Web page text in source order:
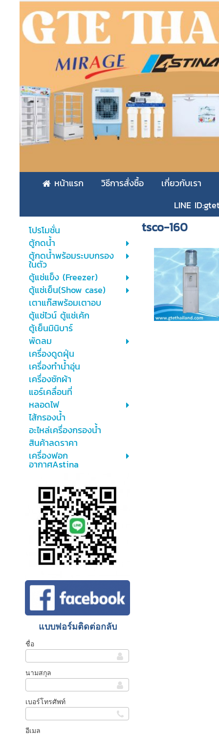
หน้าแรก วิธีการสั่งซื้อ
เกี่ยวกับเรา
LINE
โปรโมชั่น
ตู้กดน้ำ
ตู้กดน้ำพร้อมระบบกรอง
ในตัว
ตู้แช่แข็ง (Freezer)
ตู้แช่เย็น(Show case)
เตาแก๊สพร้อมเตาอบ
ตู้แช่ไวน์ ตู้แช่เค้ก
ตู้เย็นมินิบาร์
พัดลม
เครื่องดูดฝุ่น
เครื่องทำน้ำอุ่น
เครื่องซักผ้า
แอร์เคลื่อนที่
หลอดไฟ
ไส้กรองน้ำ
อะไหล่เครื่องกรองน้ำ
สินค้าลดราคา
เครื่องฟอก
อากาศAstina
แบบฟอร์มติดต่อกลับ
ชื่อ
นามสกุล
เบอร์โทรศัพท์
อีเมล
tsco-160